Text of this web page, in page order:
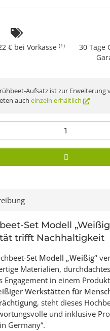
€ bei Vorkasse (1)
30 Tage
Aufsatz ist zur Erweiterung
auch einzeln erhältlich
Set Modell
trifft Nachhaltigkeit
Set Modell „Weißig“
Materialien,
Engagement in einem
Werkstätten für
, steht dieses
und inklusive
Germany“.